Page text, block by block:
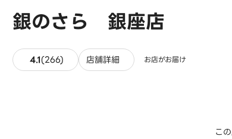
銀のさら 銀座店
4.1(266) 266件のレビュー
店舗詳細 お店がお届け
こ